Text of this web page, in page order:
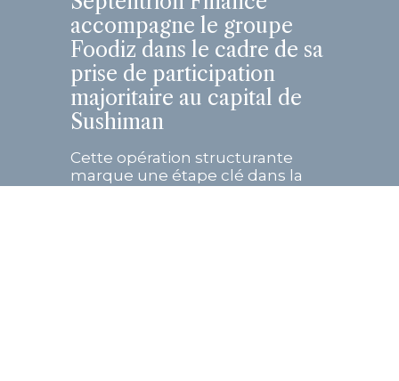
accompagne le groupe
Foodiz dans le cadre de sa
prise de participation
majoritaire au capital de
Sushiman
Cette opération structurante
marque une étape clé dans la